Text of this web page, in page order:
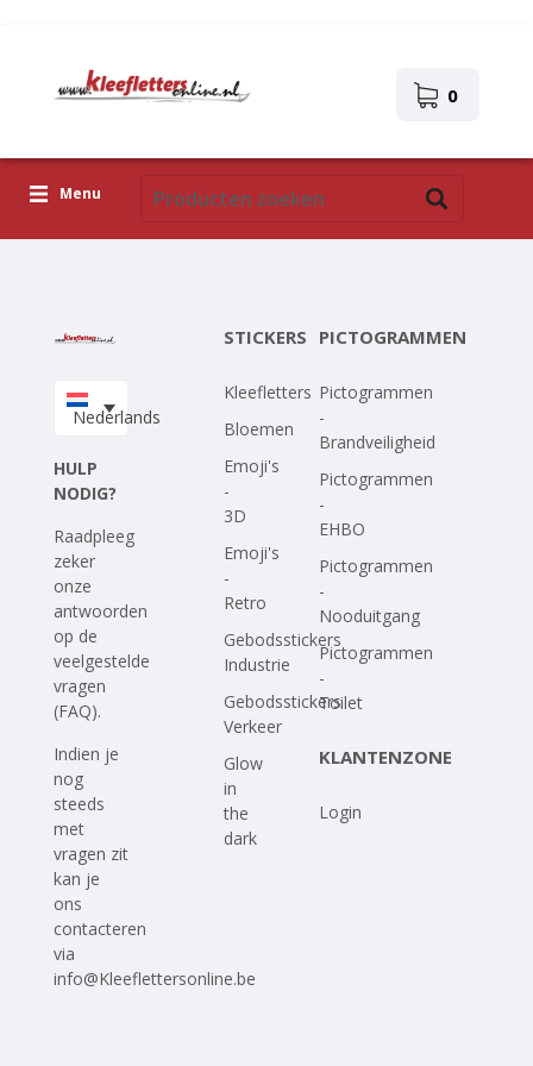
0
Menu
Upload je eigen ontwerp
Nederlands
HULP
NODIG?
Raadpleeg
zeker
onze
antwoorden
op de
veelgestelde
vragen
(FAQ).
Indien je
nog
steeds
met
vragen zit
kan je
ons
contacteren
via
info@Kleeflettersonline.be
STICKERS
Kleefletters
Bloemen
Emoji's
-
3D
Emoji's
-
Retro
Gebodsstickers
Industrie
Gebodsstickers
Verkeer
Glow
in
the
dark
PICTOGRAMMEN
Pictogrammen
-
Brandveiligheid
Pictogrammen
-
EHBO
Pictogrammen
-
Nooduitgang
Pictogrammen
-
Toilet
KLANTENZONE
Login